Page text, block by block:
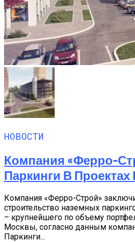
НОВОСТИ
Компания «Ферро-
Паркинги В
Компания «Ферро-Строй»
строительство наземных
– крупнейшего по объему
Москвы, согласно данным
Паркинги...